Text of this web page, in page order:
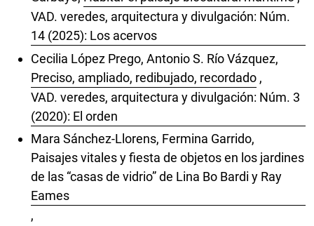
VAD. veredes, arquitectura y divulgación: Núm.
14 (2025): Los acervos
Cecilia López Prego, Antonio S. Río Vázquez,
Preciso, ampliado, redibujado, recordado ,
VAD. veredes, arquitectura y divulgación: Núm. 3
(2020): El orden
Mara Sánchez-Llorens, Fermina Garrido,
Paisajes vitales y fiesta de objetos en los jardines
de las “casas de vidrio” de Lina Bo Bardi y Ray
Eames
,